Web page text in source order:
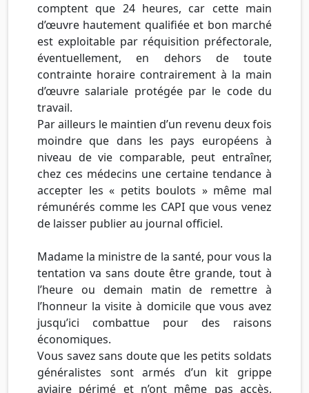
comptent que 24 heures, car cette main
d’œuvre hautement qualifiée et bon marché
est exploitable par réquisition préfectorale,
éventuellement, en dehors de toute
contrainte horaire contrairement à la main
d’œuvre salariale protégée par le code du
travail.
Par ailleurs le maintien d’un revenu deux fois
moindre que dans les pays européens à
niveau de vie comparable, peut entraîner,
chez ces médecins une certaine tendance à
accepter les « petits boulots » même mal
rémunérés comme les CAPI que vous venez
de laisser publier au journal officiel.
Madame la ministre de la santé, pour vous la
tentation va sans doute être grande, tout à
l’heure ou demain matin de remettre à
l’honneur la visite à domicile que vous avez
jusqu’ici combattue pour des raisons
économiques.
Vous savez sans doute que les petits soldats
généralistes sont armés d’un kit grippe
aviaire périmé et n’ont même pas accès,